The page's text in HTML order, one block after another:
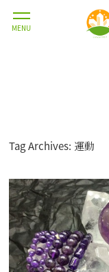
MENU
Tag Archives: 運動